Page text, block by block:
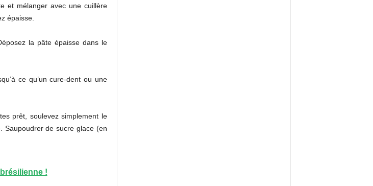
et mélanger avec une cuillère
épaisse.
la pâte épaisse dans le
ce qu’un cure-dent ou une
prêt, soulevez simplement le
Saupoudrer de sucre glace (en
!